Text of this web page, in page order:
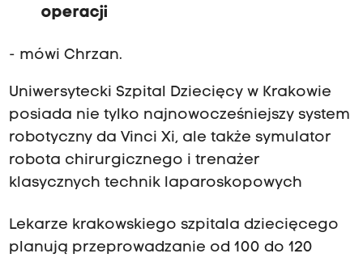
operacji
- mówi Chrzan.
Uniwersytecki Szpital Dziecięcy w Krakowie
posiada nie tylko najnowocześniejszy system
robotyczny da Vinci Xi, ale także symulator
robota chirurgicznego i trenażer
klasycznych technik laparoskopowych
Lekarze krakowskiego szpitala dziecięcego
planują przeprowadzanie od 100 do 120